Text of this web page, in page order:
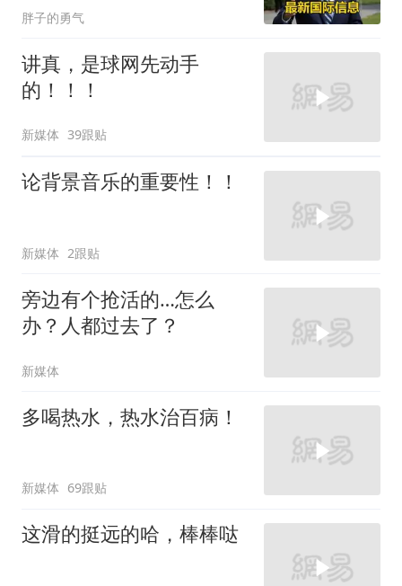
胖子的勇气
讲真，是球网先动手
的！！！
新媒体 39跟贴
论背景音乐的重要性！！
新媒体 2跟贴
旁边有个抢活的…怎么
办？人都过去了？
新媒体
多喝热水，热水治百病！
新媒体 69跟贴
这滑的挺远的哈，棒棒哒